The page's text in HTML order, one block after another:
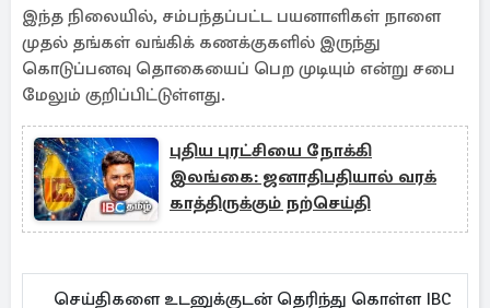
இந்த நிலையில், சம்பந்தப்பட்ட பயனாளிகள் நாளை
முதல் தங்கள் வங்கிக் கணக்குகளில் இருந்து
கொடுப்பனவு தொகையைப் பெற முடியும் என்று சபை
மேலும் குறிப்பிட்டுள்ளது.
புதிய புரட்சியை நோக்கி
இலங்கை: ஜனாதிபதியால் வரக்
காத்திருக்கும் நற்செய்தி
செய்திகளை உடனுக்குடன் தெரிந்து கொள்ள IBC